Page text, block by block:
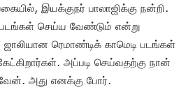
இயக்குநர் பாலாஜிக்கு நன்றி.
செய்ய வேண்டும் என்று
ரெமாண்டிக் காமெடி படங்கள்
அப்படி செய்வதற்கு நான்
அது எனக்கு போர்.